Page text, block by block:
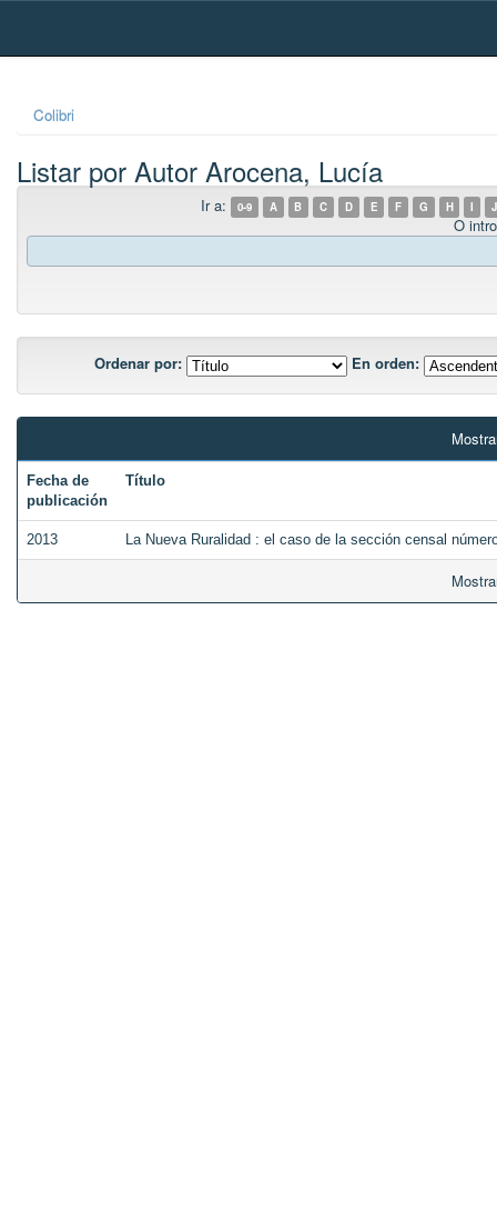
Skip
Colibri
Listar por Autor Arocena, Lucía
Ir a: 0-9 A B C D E F G H I J
O
Ordenar por: En orden:
Fecha de
publicación
Título
2013 La Nueva Ruralidad : el caso de la sección censal